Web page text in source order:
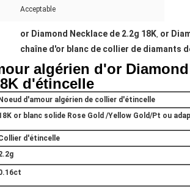
Acceptable
or Diamond Necklace de 2.2g 18K, or
chaîne d'or blanc de collier de diamants
algérien d'or
d'étincelle
Noeud d'amour algérien de collier d'étincelle
or blanc solide Rose Gold /Yellow Gold/Pt ou
d'étincelle